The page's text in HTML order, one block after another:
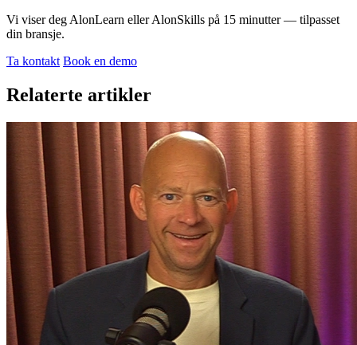
Vi viser deg AlonLearn eller AlonSkills på 15 minutter — tilpasset
din bransje.
Ta kontakt Book en demo
Relaterte artikler